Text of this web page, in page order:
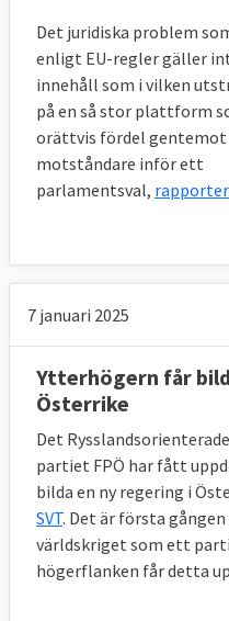
Det juridiska problem
enligt EU-regler gäller
innehåll som i vilken
på en så stor plattform
orättvis fördel gentemot
motståndare inför ett
parlamentsval,
7 januari 2025
Ytterhögern får
Österrike
Det
partiet FPÖ har fått
bilda en ny regering i
SVT. Det är första gången
världskriget som ett
högerflanken får detta